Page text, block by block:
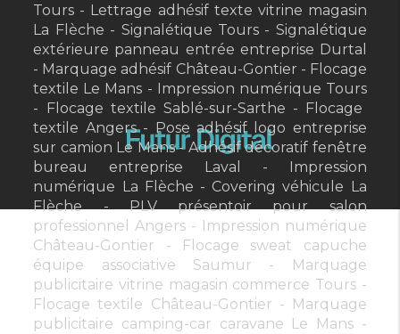
Tours
Lettrage adhésif texte vitrine magasin
La Flèche
Signalétique Tours
Signalétique
extérieure panneau entrée entreprise Durtal
Marquage adhésif Château-Gontier
Flocage
textile Le Mans
Impression numérique Tours
Flocage textile Sablé-sur-Sarthe
Flocage
textile Angers
Pose adhésif logo entreprise
sur camion Le Mans
Adhésif décoratif fenêtre
bureau entreprise Laval
Impression
numérique La Flèche
Covering véhicule La
Flèche
PLV présentoir pour salon
professionnel Angers
Impression numérique
Château-Gontier
Flocage sweat capuche
équipe associative Saumur
Marquage
publicitaire vitrine magasin commerce Tours
Flocage textile Château-Gontier
Marquage
publicitaire camping-car caravane Le Mans